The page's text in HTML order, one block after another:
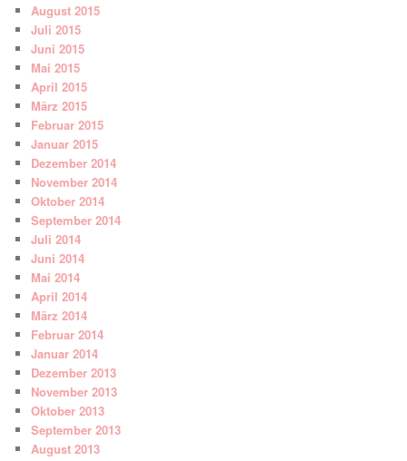
August 2015
Juli 2015
Juni 2015
Mai 2015
April 2015
März 2015
Februar 2015
Januar 2015
Dezember 2014
November 2014
Oktober 2014
September 2014
Juli 2014
Juni 2014
Mai 2014
April 2014
März 2014
Februar 2014
Januar 2014
Dezember 2013
November 2013
Oktober 2013
September 2013
August 2013